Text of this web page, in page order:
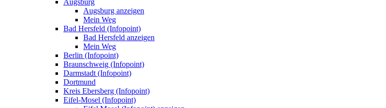
Augsburg
Augsburg anzeigen
Mein Weg
Bad Hersfeld (Infopoint)
Bad Hersfeld anzeigen
Mein Weg
Berlin (Infopoint)
Braunschweig (Infopoint)
Darmstadt (Infopoint)
Dortmund
Kreis Ebersberg (Infopoint)
Eifel-Mosel (Infopoint)